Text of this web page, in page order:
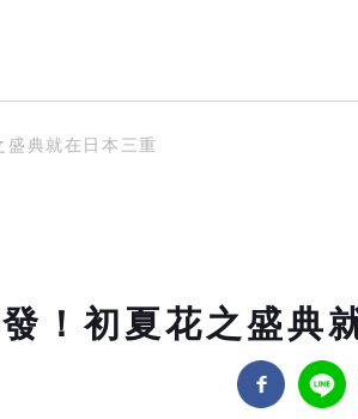
盛典就在日本三重
！初夏花之盛典